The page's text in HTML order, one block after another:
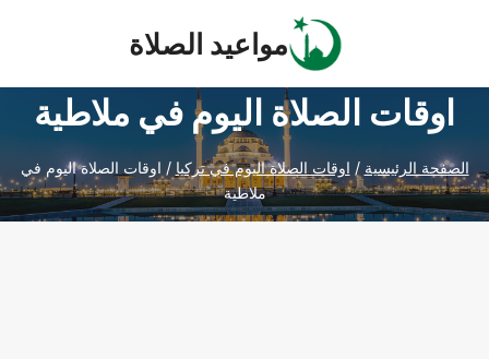
مواعيد الصلاة
اوقات الصلاة اليوم في ملاطية
الصفحة الرئيسية / اوقات الصلاة اليوم في تركيا / اوقات الصلاة اليوم في
ملاطية